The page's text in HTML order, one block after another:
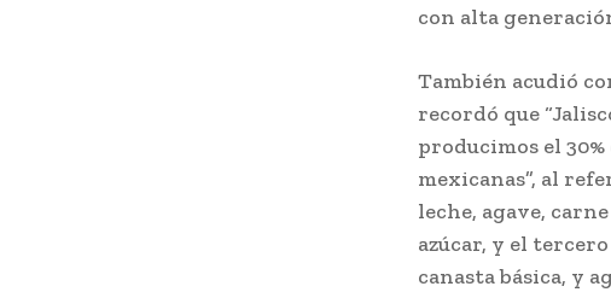
con alta
También acudió
recordó que
producimos el
mexicanas”, al
leche, agave,
azúcar, y el
canasta básica, y